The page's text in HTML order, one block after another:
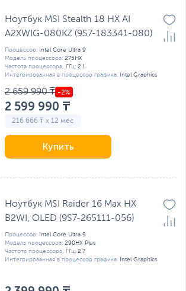
Ноутбук MSI Stealth 18 HX AI
A2XWIG-080KZ (9S7-183341-080)
Процессор: Intel Core Ultra 9
Модель процессора: 275HX
Частота процессора, ГГц: 2.1
Интегрированная в процессор графика: Intel Graphics
2 659 990 ₸
2 599 990 ₸
216 666 ₸ x 12 мес
Купить
Ноутбук MSI Raider 16 Max HX
B2WI, OLED (9S7-265111-056)
Процессор: Intel Core Ultra 9
Модель процессора: 290HX Plus
Частота процессора, ГГц: 2.7
Интегрированная в процессор графика: Intel Graphics